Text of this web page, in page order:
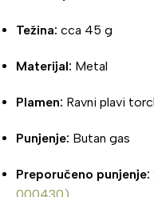
Težina: cca 45 g
Materijal: Metal
Plamen: Ravni plavi
Punjenje: Butan gas
Preporučeno punjenje: